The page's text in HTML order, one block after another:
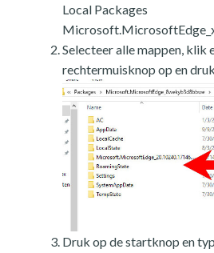
Local Packages
Selecteer alle mappen, klik
rechtermuisknop op en
Druk op de startknop en